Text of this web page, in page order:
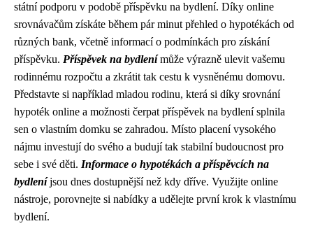
státní podporu v podobě příspěvku na bydlení. Díky online
srovnávačům získáte během pár minut přehled o hypotékách od
různých bank, včetně informací o podmínkách pro získání
příspěvku. Příspěvek na bydlenímůže výrazně ulevit vašemu
rodinnému rozpočtu a zkrátit tak cestu k vysněnému domovu.
Představte si například mladou rodinu, která si díky srovnání
hypoték online a možnosti čerpat příspěvek na bydlení splnila
sen o vlastním domku se zahradou. Místo placení vysokého
nájmu investují do svého a budují tak stabilní budoucnost pro
sebe i své děti. Informace o hypotékách a příspěvcích na
bydleníjsou dnes dostupnější než kdy dříve. Využijte online
nástroje, porovnejte si nabídky a udělejte první krok k vlastnímu
bydlení.